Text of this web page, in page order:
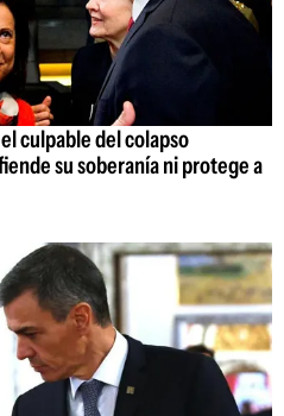
el culpable del colapso
su soberanía ni protege a